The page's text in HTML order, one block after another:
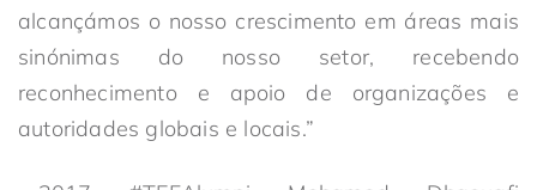
alcançámos o nosso crescimento em áreas mais
sinónimas do nosso setor, recebendo
reconhecimento e apoio de organizações e
autoridades globais e locais.”